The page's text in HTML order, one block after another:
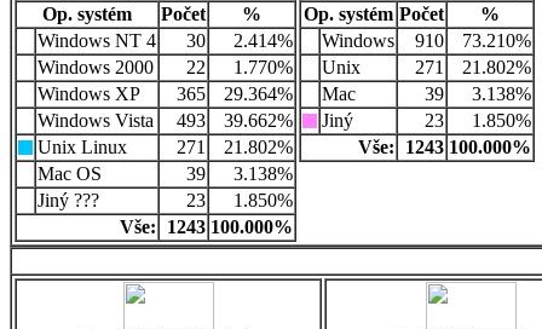
Op. systém
Počet
%
Windows NT 4
30
2.414%
Windows 2000
22
1.770%
Windows XP
365
29.364%
Windows Vista
493
39.662%
Unix Linux
271
21.802%
Mac OS
39
3.138%
Jiný ???
23
1.850%
Vše:
1243 100.000%
Op. systém Počet
%
Windows
910
73.210%
Unix
271
21.802%
Mac
39
3.138%
Jiný
23
1.850%
Vše:
1243 100.000%